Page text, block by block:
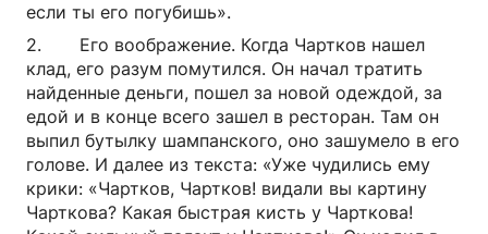
если ты его погубишь».
2. Его воображение. Когда Чартков нашел
клад, его разум помутился. Он начал тратить
найденные деньги, пошел за новой одеждой, за
едой и в конце всего зашел в ресторан. Там он
выпил бутылку шампанского, оно зашумело в его
голове. И далее из текста: «Уже чудились ему
крики: «Чартков, Чартков! видали вы картину
Чарткова? Какая быстрая кисть у Чарткова!